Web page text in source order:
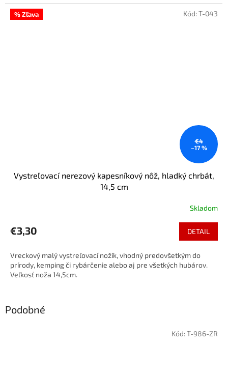
% Zľava
€4
–17 %
Vystreľovací nerezový kapesníkový nôž, hladký chrbát,
14,5 cm
Skladom
€3,30 DETAIL
Vreckový malý vystreľovací nožík, vhodný predovšetkým do
prírody, kemping či rybárčenie alebo aj pre všetkých hubárov.
Veľkosť noža 14,5cm.
Kód:T-043
Podobné
Kód:T-986-ZR